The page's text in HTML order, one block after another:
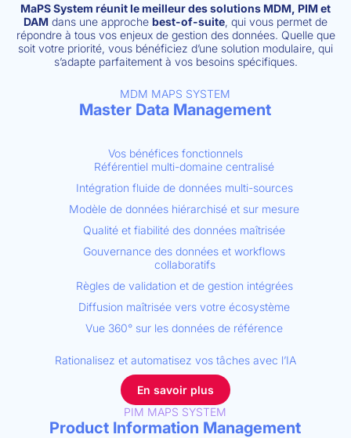
MaPS System réunit le meilleur des solutions MDM, PIM et
DAM dans une approche best-of-suite, qui vous permet de
répondre à tous vos enjeux de gestion des données. Quelle que
soit votre priorité, vous bénéficiez d’une solution modulaire, qui
s’adapte parfaitement à vos besoins spécifiques.
MDM MAPS SYSTEM
Master Data Management
Vos bénéfices fonctionnels
Référentiel multi-domaine centralisé
Intégration fluide de données multi-sources
Modèle de données hiérarchisé et sur mesure
Qualité et fiabilité des données maîtrisée
Gouvernance des données et workflows
collaboratifs
Règles de validation et de gestion intégrées
Diffusion maîtrisée vers votre écosystème
Vue 360° sur les données de référence
Rationalisez et automatisez vos tâches avec l’IA
En savoir plus
PIM MAPS SYSTEM
Product Information Management